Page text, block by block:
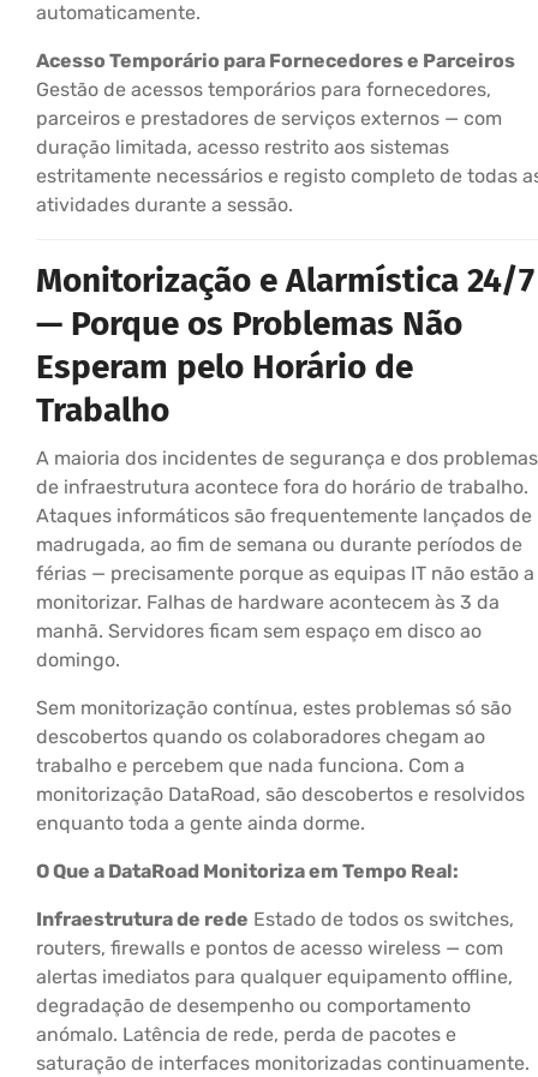
automaticamente.
Acesso Temporário para Fornecedores e Parceiros
Gestão de acessos temporários para fornecedores,
parceiros e prestadores de serviços externos — com
duração limitada, acesso restrito aos sistemas
estritamente necessários e registo completo de todas
atividades durante a sessão.
Monitorização e Alarmística 24/7
— Porque os Problemas Não
Esperam pelo Horário de
Trabalho
A maioria dos incidentes de segurança e dos problemas
de infraestrutura acontece fora do horário de trabalho.
Ataques informáticos são frequentemente lançados de
madrugada, ao fim de semana ou durante períodos de
férias — precisamente porque as equipas IT não estão a
monitorizar. Falhas de hardware acontecem às 3 da
manhã. Servidores ficam sem espaço em disco ao
domingo.
Sem monitorização contínua, estes problemas só são
descobertos quando os colaboradores chegam ao
trabalho e percebem que nada funciona. Com a
monitorização DataRoad, são descobertos e resolvidos
enquanto toda a gente ainda dorme.
O Que a DataRoad Monitoriza em Tempo Real:
Infraestrutura de rede Estado de todos os switches,
routers, firewalls e pontos de acesso wireless — com
alertas imediatos para qualquer equipamento offline,
degradação de desempenho ou comportamento
anómalo. Latência de rede, perda de pacotes e
saturação de interfaces monitorizadas continuamente.